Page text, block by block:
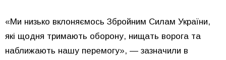
«Ми низько вклоняємось Збройним Силам України,
які щодня тримають оборону, нищать ворога та
наближають нашу перемогу», — зазначили в